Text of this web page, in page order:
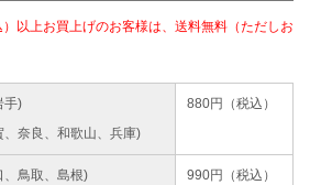
以上お買上げのお客様は、送料無料（ただしお
手)
奈良、和歌山、兵庫)
880円（税込）
、鳥取、島根) 990円（税込）